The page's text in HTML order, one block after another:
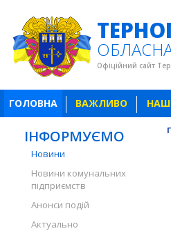
Офіційний сайт
ГОЛОВНА ВАЖЛИВО НАШ
ІНФОРМУЄМО
Новини
Новини комунальних
підприємств
Анонси подій
Актуально